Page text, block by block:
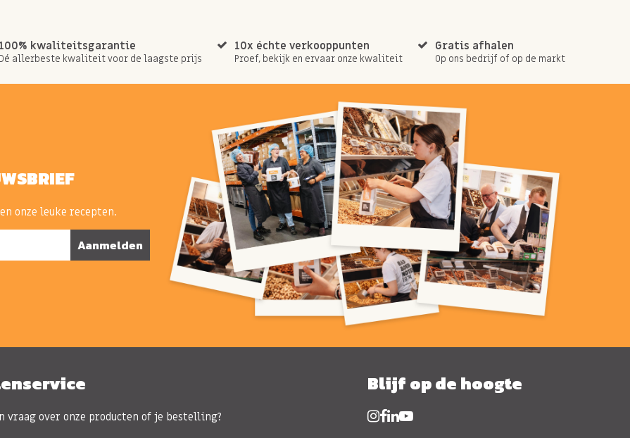
100% kwaliteitsgarantie
Dé allerbeste kwaliteit voor de laagste prijs
10x échte verkooppunten
Proef, bekijk en ervaar onze kwaliteit
Gratis afhalen
Op ons bedrijf of op de markt
onze leuke recepten.
Aanmelden
vraag over onze producten of je bestelling?
Blijf op de hoogte